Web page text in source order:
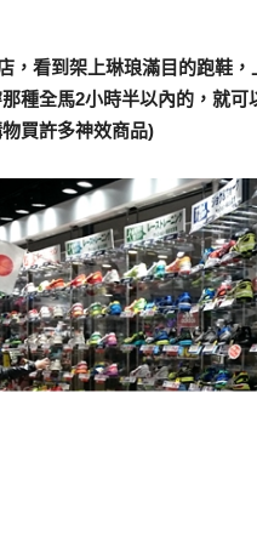
，看到架上琳琅滿目的跑鞋
種全馬2小時半以內的，就
買許多神效商品)